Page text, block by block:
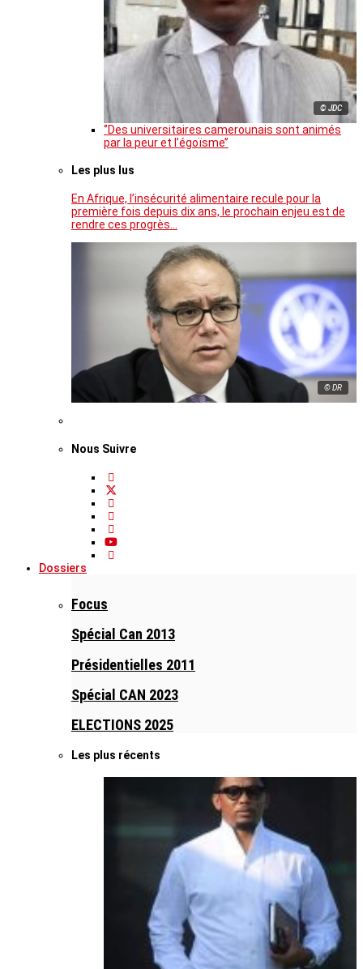
© JDC
‘’Des universitaires camerounais sont animés
par la peur et l’égoïsme’’
Les plus lus
En Afrique, l’insécurité alimentaire recule pour la
première fois depuis dix ans, le prochain enjeu est de
rendre ces progrès…
© DR
Nous Suivre
Dossiers
Focus
Spécial Can 2013
Présidentielles 2011
Spécial CAN 2023
ELECTIONS 2025
Les plus récents